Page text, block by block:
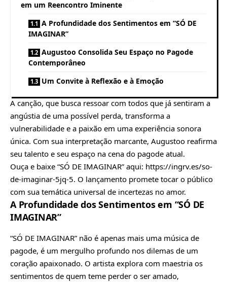
em um Reencontro Iminente
A Profundidade dos Sentimentos em “SÓ DE
IMAGINAR”
Augustoo Consolida Seu Espaço no Pagode
Contemporâneo
Um Convite à Reflexão e à Emoção
A canção, que busca ressoar com todos que já sentiram a
angústia de uma possível perda, transforma a
vulnerabilidade e a paixão em uma experiência sonora
única. Com sua interpretação marcante, Augustoo reafirma
seu talento e seu espaço na cena do pagode atual.
Ouça e baixe “SÓ DE IMAGINAR” aqui: https://ingrv.es/so-
de-imaginar-5jq-5. O lançamento promete tocar o público
com sua temática universal de incertezas no amor.
A Profundidade dos Sentimentos em “SÓ DE
IMAGINAR”
“SÓ DE IMAGINAR” não é apenas mais uma música de
pagode, é um mergulho profundo nos dilemas de um
coração apaixonado. O artista explora com maestria os
sentimentos de quem teme perder o ser amado,